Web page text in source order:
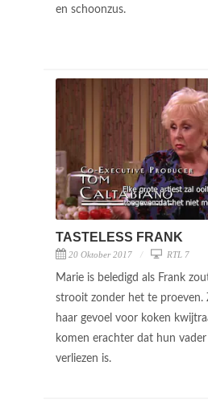
en schoonzus.
TASTELESS FRANK
20 Oktober 2017 RTL 7
Marie is beledigd als Frank
strooit zonder het te proeven.
haar gevoel voor koken
komen erachter dat hun
verliezen is.